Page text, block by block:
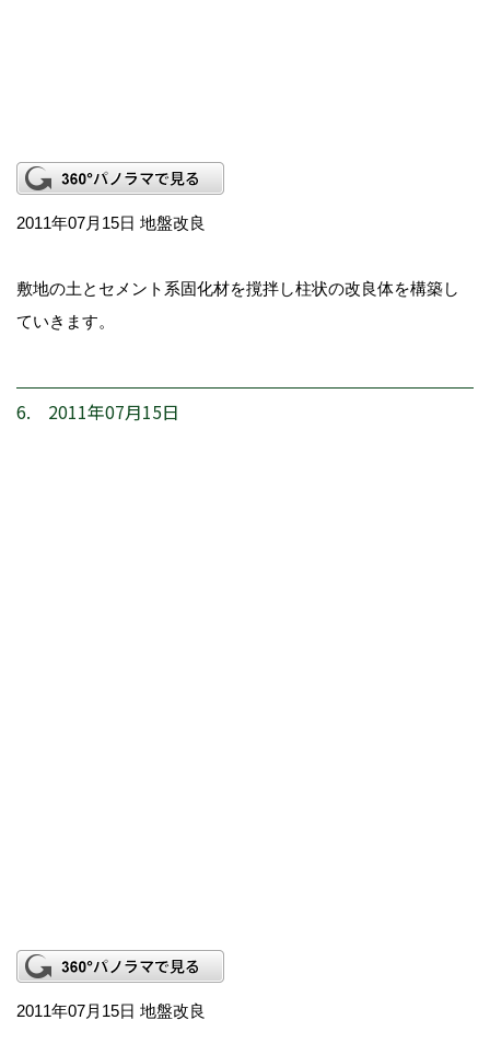
2011年07月15日 地盤改良
敷地の土とセメント系固化材を撹拌し柱状の改良体を構築し
ていきます。
6. 2011年07月15日
2011年07月15日 地盤改良